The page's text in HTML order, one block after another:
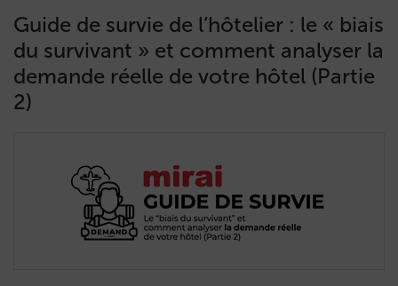
Guide de survie de l’hôtelier : le « biais
du survivant » et comment analyser la
demande réelle de votre hôtel (Partie
2)